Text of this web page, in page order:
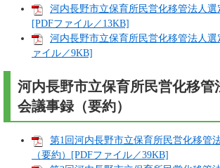
河内長野市立保育所民営化移管法人
[PDFファイル／13KB]
河内長野市立保育所民営化移管法人
ァイル／9KB]
河内長野市立保育所民営化移管
会議事録（要約）
第1回河内長野市立保育所民営化移管
（要約）[PDFファイル／39KB]